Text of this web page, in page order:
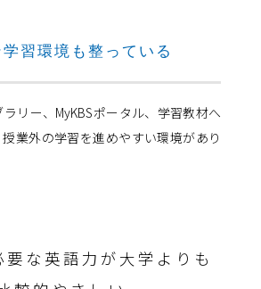
習環境も整っている
リー、MyKBSポータル、学習教材へ
業外の学習を進めやすい環境があり
な英語力が大学よりも